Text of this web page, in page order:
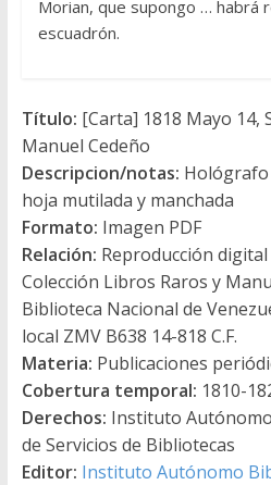
Morian, que supongo … habrá
escuadrón.
Título: [Carta] 1818 Mayo 14,
Manuel Cedeño
Descripcion/notas:
hoja mutilada y manchada
Formato: Imagen PDF
Relación: Reproducción
Colección Libros Raros y
Biblioteca Nacional de
local ZMV B638 14-818 C.F.
Materia: Publicaciones
Cobertura temporal: 1810-
Derechos: Instituto
de Servicios de Bibliotecas
Editor: Instituto Autónomo